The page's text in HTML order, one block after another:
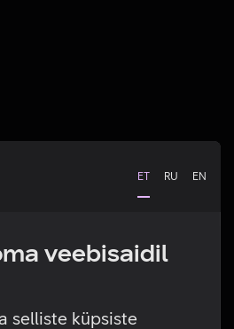
ET RU EN
veebisaidil
selliste küpsiste